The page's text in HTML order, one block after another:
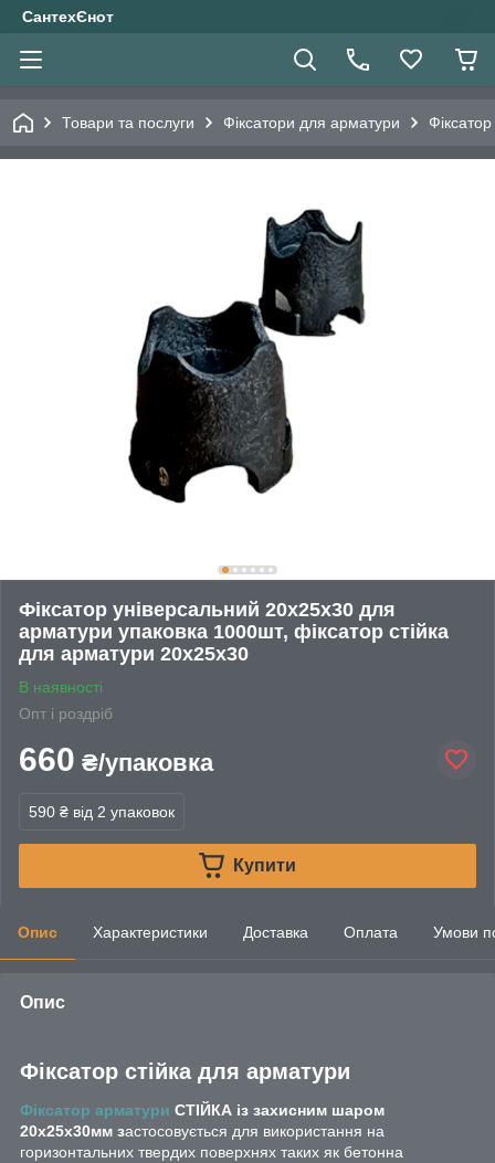
СантехЄнот
Товари та послуги Фіксатори для арматури
Фіксатор універсальний 20х25х30 для
арматури упаковка 1000шт, фіксатор cтійка
для арматури 20х25х30
В наявності
Опт і роздріб
660 ₴/упаковка
590 ₴ від 2 упаковок
Купити
Опис Характеристики Доставка Оплата Умови
Опис
Фіксатор cтійка для арматури
Фіксатор арматури СТІЙКА із захисним шаром
20х25х30мм застосовується для використання на
горизонтальних твердих поверхнях таких як бетонна